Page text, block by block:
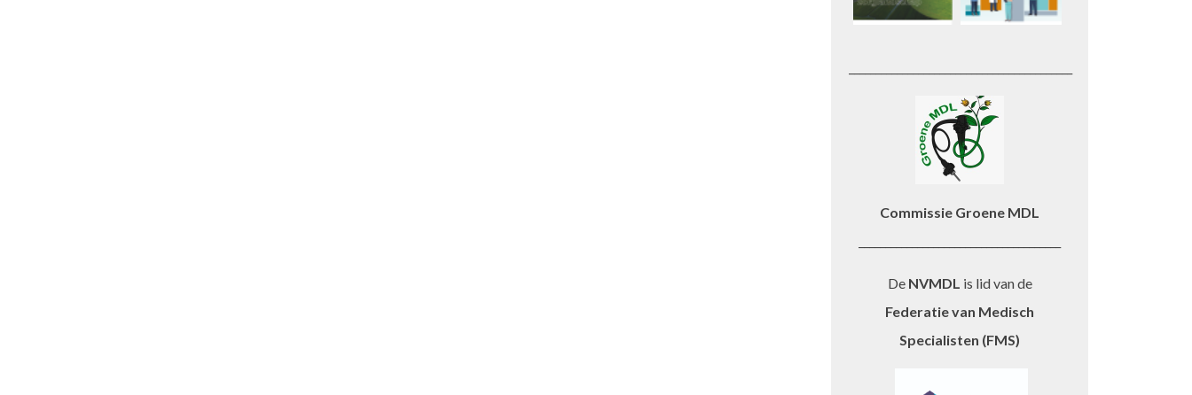
Commissie Groene MDL
De NVMDL is lid van de
Federatie van Medisch
Specialisten (FMS)